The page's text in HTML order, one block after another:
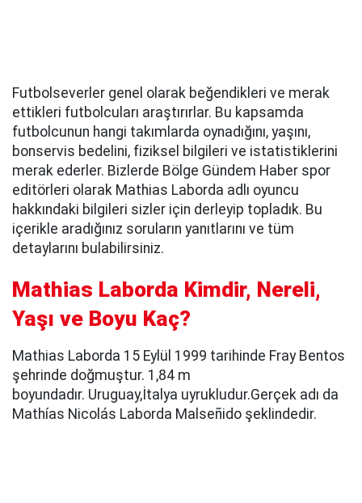
Futbolseverler genel olarak beğendikleri ve merak
ettikleri futbolcuları araştırırlar. Bu kapsamda
futbolcunun hangi takımlarda oynadığını, yaşını,
bonservis bedelini, fiziksel bilgileri ve istatistiklerini
merak ederler. Bizlerde Bölge Gündem Haber spor
editörleri olarak Mathias Laborda adlı oyuncu
hakkındaki bilgileri sizler için derleyip topladık. Bu
içerikle aradığınız soruların yanıtlarını ve tüm
detaylarını bulabilirsiniz.
Mathias Laborda Kimdir, Nereli,
Yaşı ve Boyu Kaç?
Mathias Laborda 15 Eylül 1999 tarihinde Fray Bentos
şehrinde doğmuştur. 1,84 m
boyundadır. Uruguay,İtalya uyrukludur.Gerçek adı da
Mathías Nicolás Laborda Malseñido şeklindedir.